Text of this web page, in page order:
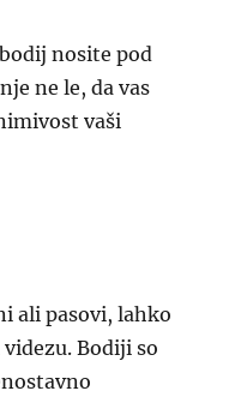
nosite pod
ne le, da vas
vaši
ali pasovi, lahko
Bodiji so